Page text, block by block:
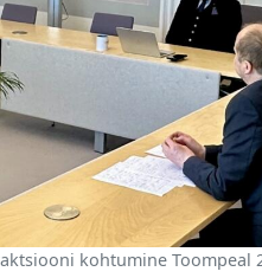
kohtumine Toompeal